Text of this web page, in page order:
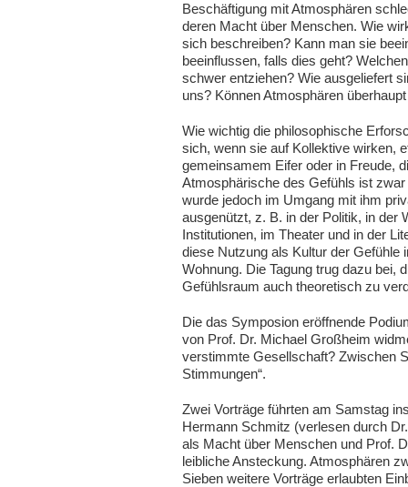
Beschäftigung mit Atmosphären
deren Macht über Menschen. Wie
sich beschreiben? Kann man sie
beeinflussen, falls dies geht?
schwer entziehen? Wie ausgeliefert
uns? Können Atmosphären
Wie wichtig die philosophische
sich, wenn sie auf Kollektive wirken,
gemeinsamem Eifer oder in Freude,
Atmosphärische des Gefühls ist
wurde jedoch im Umgang mit ihm
ausgenützt, z. B. in der Politik, in der
Institutionen, im Theater und in der
diese Nutzung als Kultur der Gefühle
Wohnung. Die Tagung trug dazu bei,
Gefühlsraum auch theoretisch zu
Die das Symposion eröffnende
von Prof. Dr. Michael Großheim
verstimmte Gesellschaft? Zwischen
Stimmungen“.
Zwei Vorträge führten am Samstag
Hermann Schmitz (verlesen durch
als Macht über Menschen und Prof.
leibliche Ansteckung. Atmosphären
Sieben weitere Vorträge erlaubten